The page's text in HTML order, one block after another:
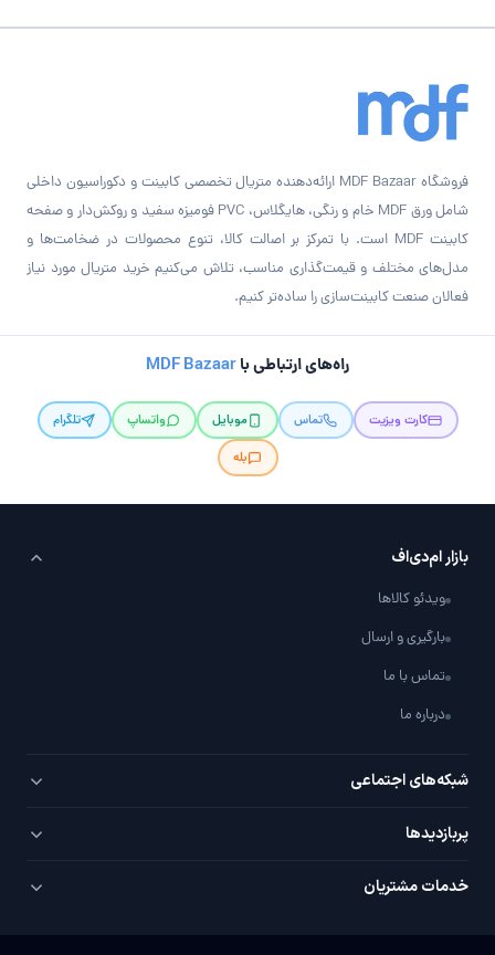
فروشگاه MDF Bazaar ارائه‌دهنده متریال تخصصی کابینت و دکوراسیون داخلی
شامل ورق MDF خام و رنگی، هایگلاس، PVC فومیزه سفید و روکش‌دار و صفحه
کابینت MDF است. با تمرکز بر اصالت کالا، تنوع محصولات در ضخامت‌ها و
مدل‌های مختلف و قیمت‌گذاری مناسب، تلاش می‌کنیم خرید متریال مورد نیاز
فعالان صنعت کابینت‌سازی را ساده‌تر کنیم.
راه‌های ارتباطی باMDF Bazaar
کارت ویزیت تماس موبایل واتساپ
تلگرام
بله
بازار ام‌دی‌اف
ویدئو کالاها
بارگیری و ارسال
تماس با ما
درباره ما
شبکه‌های اجتماعی
تلگرام
پربازدید‌ها
PVC سفید
خدمات مشتریان